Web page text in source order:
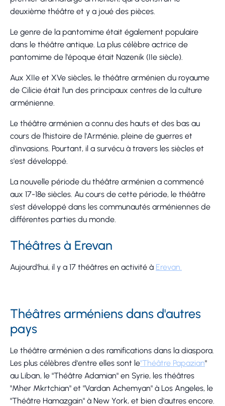
deuxième théâtre et y a joué des pièces.
Le genre de la pantomime était également populaire
dans le théâtre antique. La plus célèbre actrice de
pantomime de l'époque était Nazenik (IIe siècle).
Aux XIIe et XVe siècles, le théâtre arménien du royaume
de Cilicie était l'un des principaux centres de la culture
arménienne.
Le théâtre arménien a connu des hauts et des bas au
cours de l'histoire de l'Arménie, pleine de guerres et
d'invasions. Pourtant, il a survécu à travers les siècles et
s'est développé.
La nouvelle période du théâtre arménien a commencé
aux 17-18e siècles. Au cours de cette période, le théâtre
s'est développé dans les communautés arméniennes de
différentes parties du monde.
Théâtres à Erevan
Aujourd'hui, il y a 17 théâtres en activité à Erevan.
Théâtres arméniens dans d'autres
pays
Le théâtre arménien a des ramifications dans la diaspora.
Les plus célèbres d'entre elles sont le"Théâtre Papazian"
au Liban, le "Théâtre Adamian" en Syrie, les théâtres
"Mher Mkrtchian" et "Vardan Achemyan" à Los Angeles, le
"Théâtre Hamazgain" à New York, et bien d'autres encore.